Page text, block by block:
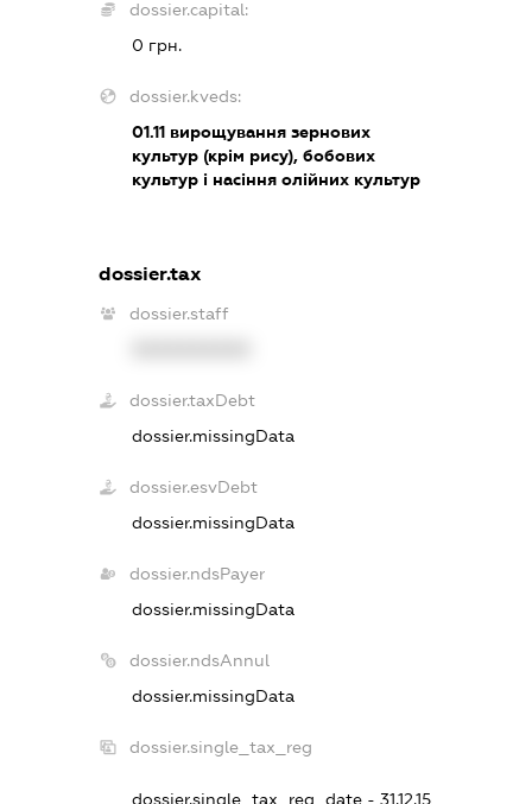
dossier.capital:
0 грн.
dossier.kveds:
01.11вирощування зернових
культур (крім рису), бобових
культур і насіння олійних культур
dossier.tax
dossier.staff
dossier.taxDebt
dossier.missingData
dossier.esvDebt
dossier.missingData
dossier.ndsPayer
dossier.missingData
dossier.ndsAnnul
dossier.missingData
dossier.single_tax_reg
dossier.single_tax_reg_date - 31.12.15